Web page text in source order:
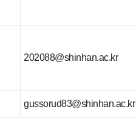
202088@shinhan.ac.kr
gussorud83@shinhan.ac.kr